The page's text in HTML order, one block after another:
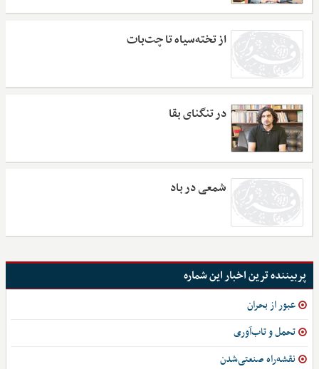
از تخته‌سیاه تا چت‌بات
در تنگنای بقا
شمعی در باد
پربیننده ترین اخبار این شماره
عبور از بحران
تحمل و تاب‌آوری
نقشه‌راه صنعتی‌شدن